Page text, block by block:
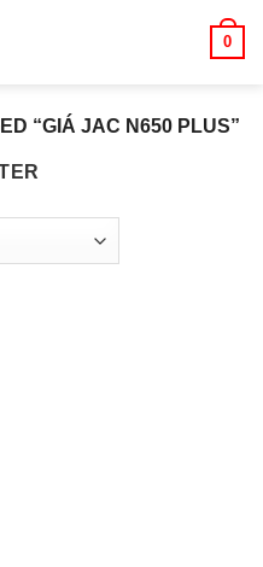
0
“GIÁ JAC N650 PLUS”